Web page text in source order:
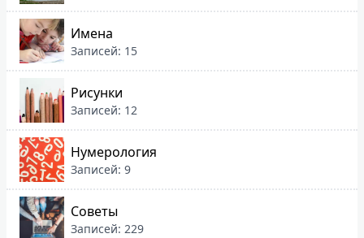
Имена
Записей: 15
Рисунки
Записей: 12
Нумерология
Записей: 9
Советы
Записей: 229